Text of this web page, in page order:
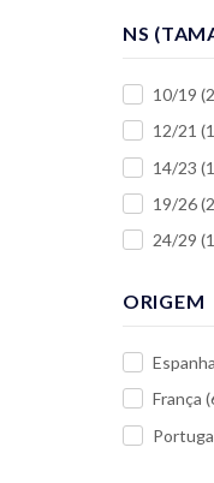
NS
10/19
12/21
14/23
19/26
24/29
ORIGEM
Espanha
França